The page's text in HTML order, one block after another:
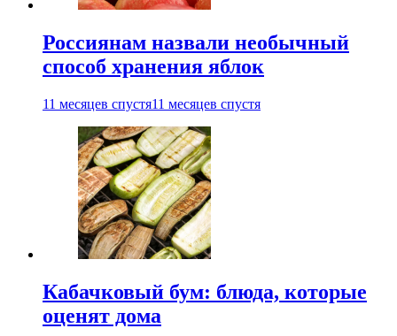
Россиянам назвали необычный
способ хранения яблок
11 месяцев спустя11 месяцев спустя
Кабачковый бум: блюда, которые
оценят дома